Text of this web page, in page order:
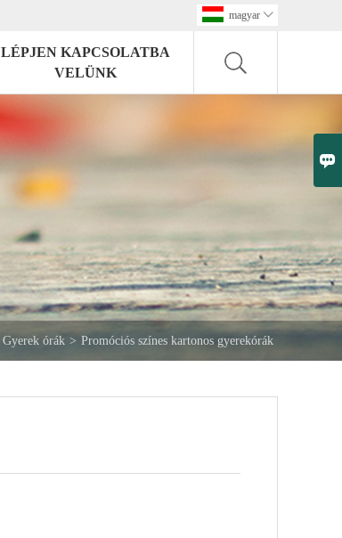

magyar 
LÉPJEN KAPCSOLATBA
VELÜNK
Gyerek órák > Promóciós színes kartonos gyerekórák